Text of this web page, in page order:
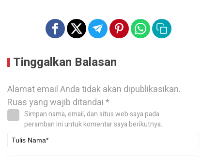
Tinggalkan Balasan
Alamat email Anda tidak akan dipublikasikan.
Ruas yang wajib ditandai*
Simpan nama, email, dan situs web saya pada
peramban ini untuk komentar saya berikutnya.